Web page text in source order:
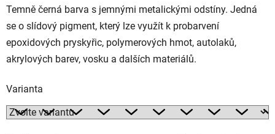
Temně černá barva s jemnými metalickými odstíny. Jedná
se o slídový pigment, který lze využít k probarvení
epoxidových pryskyřic, polymerových hmot, autolaků,
akrylových barev, vosku a dalších materiálů.
Varianta